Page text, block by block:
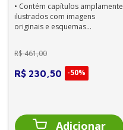
• Contém capítulos amplamente
ilustrados com imagens
originais e esquemas
R$461,00
R$ 230 50 -50%